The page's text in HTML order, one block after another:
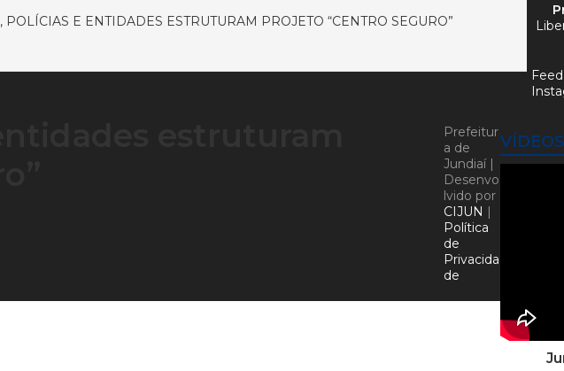
POLÍCIAS E ENTIDADES ESTRUTURAM PROJETO “CENTRO SEGURO”
VÍDEOS
Prefeitur
a de
Jundiaí |
Desenvo
lvido por
CIJUN |
Política
de
Privacida
de